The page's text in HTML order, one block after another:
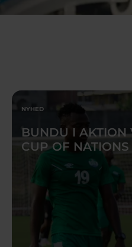
NYHED
BUNDU I AKTION
CUP OF NATIONS